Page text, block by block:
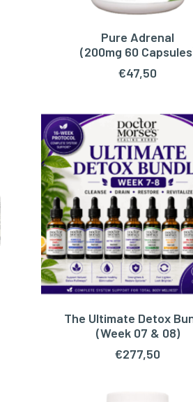
TOEVOEGEN AAN
Pure Adrenal
(200mg 60
€47,50
TOEVOEGEN AAN
The Ultimate Detox
(Week 07 & 08)
€277,50